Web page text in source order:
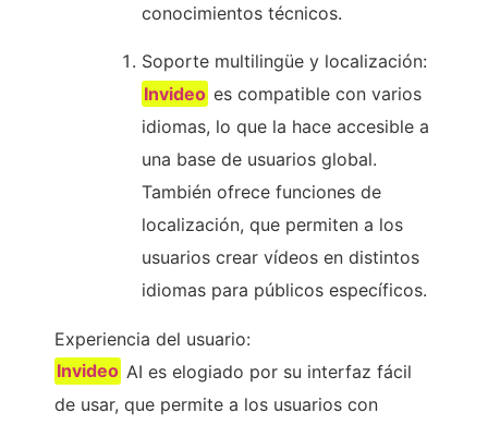
conocimientos técnicos.
Soporte multilingüe y localización:
Invideo es compatible con varios
idiomas, lo que la hace accesible a
una base de usuarios global.
También ofrece funciones de
localización, que permiten a los
usuarios crear vídeos en distintos
idiomas para públicos específicos.
Experiencia del usuario:
Invideo AI es elogiado por su interfaz fácil
de usar, que permite a los usuarios con